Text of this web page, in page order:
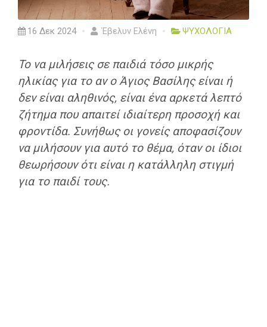
16 Δεκ 2024 Έβελυν Ελένη ΨΥΧΟΛΟΓΙΑ
Το να μιλήσεις σε παιδιά τόσο μικρής
ηλικίας για το αν ο Άγιος Βασίλης είναι ή
δεν είναι αληθινός, είναι ένα αρκετά λεπτό
ζήτημα που απαιτεί ιδιαίτερη προσοχή και
φροντίδα. Συνήθως οι γονείς αποφασίζουν
να μιλήσουν για αυτό το θέμα, όταν οι ίδιοι
θεωρήσουν ότι είναι η κατάλληλη στιγμή
για το παιδί τους.